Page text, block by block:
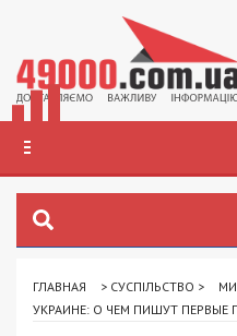
ГЛАВНАЯ > СУСПІЛЬСТВО >
УКРАИНЕ: О ЧЕМ ПИШУТ ПЕРВЫЕ